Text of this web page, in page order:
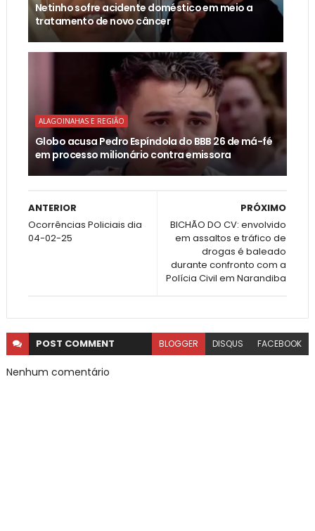
Netinho sofre acidente doméstico em meio a
tratamento de novo câncer
ALAGOINAHAS E REGIÃO
Globo acusa Pedro Espíndola do BBB 26 de má-fé
em processo milionário contra emissora
PRÓXIMO
BICHÃO DO CV: envolvido
em assaltos e tráfico de
drogas é baleado
durante confronto com a
Polícia Civil em Narandiba
ANTERIOR
Ocorrências Policiais dia
04-02-25
POST COMMENT BLOGGER DISQUS FACEBOOK
Nenhum comentário